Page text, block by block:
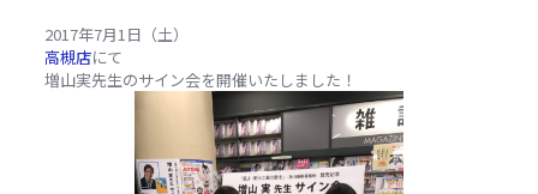
2017年7月1日（土）
高槻店にて
増山実先生のサイン会を開催いたしました！